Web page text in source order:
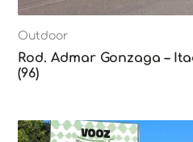
Outdoor
Rod. Admar Gonzaga –
(96)